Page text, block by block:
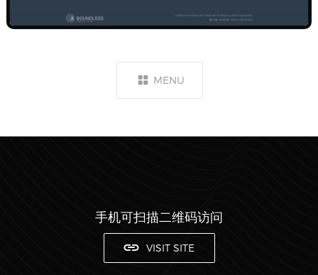
MENU
手机可扫描二维码访问
VISIT SITE